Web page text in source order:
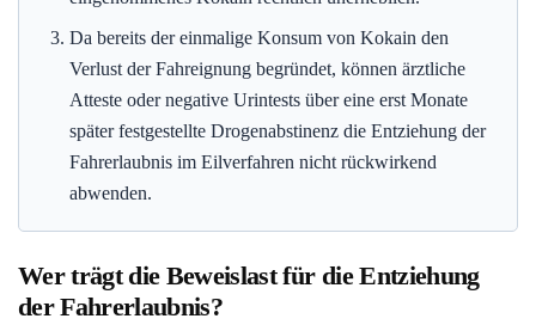
Da bereits der einmalige Konsum von Kokain den
Verlust der Fahreignung begründet, können ärztliche
Atteste oder negative Urintests über eine erst Monate
später festgestellte Drogenabstinenz die Entziehung der
Fahrerlaubnis im Eilverfahren nicht rückwirkend
abwenden.
Wer trägt die Beweislast für die Entziehung
der Fahrerlaubnis?